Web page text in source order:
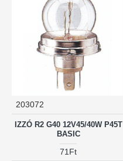
203072
IZZÓ R2 G40 12V45/40W P45T
BASIC
71Ft